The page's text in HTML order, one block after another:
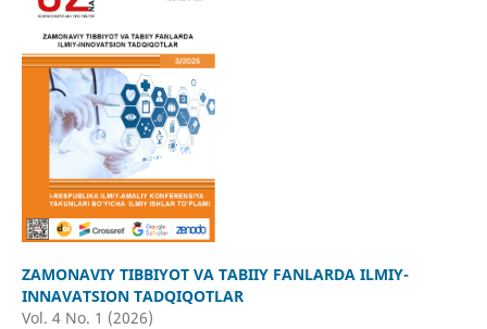
ZAMONAVIY TIBBIYOT VA TABIIY FANLARDA ILMIY-
INNAVATSION TADQIQOTLAR
Vol. 4 No. 1 (2026)